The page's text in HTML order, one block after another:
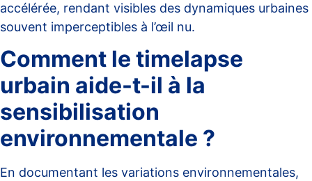
accélérée, rendant visibles des dynamiques urbaines
souvent imperceptibles à l’œil nu.
Comment le timelapse
urbain aide-t-il à la
sensibilisation
environnementale ?
En documentant les variations environnementales,